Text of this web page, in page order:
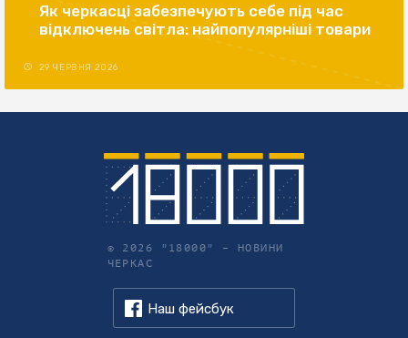
Як черкасці забезпечують себе під час
відключень світла: найпопулярніші товари
29 ЧЕРВНЯ 2026
© 2026 "18000" – НОВИНИ
ЧЕРКАС
Наш фейсбук